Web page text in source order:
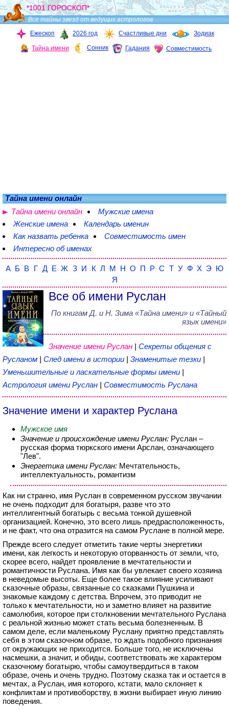
*1001 ГОРОСКОП*
Все тайны звезд от ведущих астрологов
Ежескоп
2026 год Счастливые дни Зодиак
Тайна имени Сонник Гадания Совместимость
Тайна имени онлайн
Тайна имени онлайн
Мужские имена
Женские имена
Календарь именин
Как назвать ребенка
Совместимость имен
Интересно об именах
А Б В Г Д Е Ж З И К Л М Н О П Р С Т У Ф Х Э Ю
Я
Все об имени Руслан
По книгам Д. и Н. Зима «Тайна имени» и «Тайный
язык имени»
Значение имени Руслан | Секреты общения с
Русланом | След имени в истории | Знаменитые тезки |
Уменьшительные и ласкательные формы имени |
Астрология имени Руслан | Совместимость Руслана
Значение имени и характер Руслана
Мужское имя
Значение и происхождение имени Руслан: Руслан –
русская форма тюркского имени Арслан, означающего
"Лев".
Энергетика имени Руслан: Мечтательность,
интеллектуальность, романтизм
Как ни странно, имя Руслан в современном русском звучании
не очень подходит для богатыря, разве что это
интеллигентный богатырь с весьма тонкой душевной
организацией. Конечно, это всего лишь предрасположенность,
и не факт, что она отразится на самом Руслане в полной мере.
Прежде всего следует отметить такие черты энергетики
имени, как легкость и некоторую оторванность от земли, что,
скорее всего, найдет проявление в мечтательности и
романтичности Руслана. Имя как бы увлекает своего хозяина
в неведомые высоты. Еще более такое влияние усиливают
сказочные образы, связанные со сказками Пушкина и
знакомые каждому с детства. Впрочем, это приводит не
только к мечтательности, но и заметно влияет на развитие
самолюбия, которое при столкновении мечтательного Руслана
с реальной жизнью может стать весьма болезненным. В
самом деле, если маленькому Руслану приятно представлять
себя в этом сказочном образе, то ждать подобного признания
от окружающих не приходится. Больше того, не исключены
насмешки, а значит, и обиды, соответствовать же характером
сказочному богатырю, чтобы самоутвердиться в таком
образе, очень и очень трудно. Поэтому сказка так и остается в
мечтах, а Руслан, имя которого, кстати, мало склоняет к
конфликтам и противоборству, в жизни выбирает иную линию
поведения.